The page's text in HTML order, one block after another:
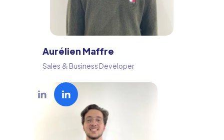
Aurélien Maffre
Sales & Business Developer